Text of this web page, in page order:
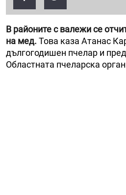
В районите с валежи се
на мед. Това каза Атанас
дългогодишен пчелар и
Областната пчеларска